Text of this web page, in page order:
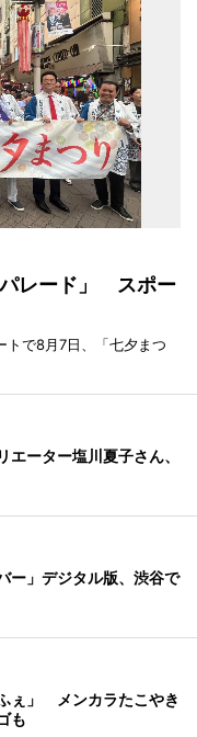
パレード」 スポー
トで8月7日、「七夕まつ
エーター塩川夏子さん、
ー」デジタル版、渋谷で
ぇ」 メンカラたこやき
も